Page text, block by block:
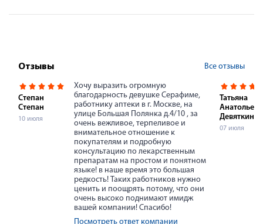
Отзывы Все отзывы
Степан
Степан
10 июля
Хочу выразить огромную
благодарность девушке Серафиме,
работнику аптеки в г. Москве, на
улице Большая Полянка д.4/10 , за
очень вежливое, терпеливое и
внимательное отношение к
покупателям и подробную
консультацию по лекарственным
препаратам на простом и понятном
языке! в наше время это большая
редкость! Таких работников нужно
ценить и поощрять потому, что они
очень высоко поднимают имидж
вашей компании! Спасибо!
Посмотреть ответ компании
Татьяна
Девяткина
07 июля